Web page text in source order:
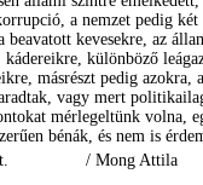
a nemzet pedig két
beavatott kevesekre, az
különböző
másrészt pedig azokra,
vagy mert
mérlegeltünk volna,
bénák, és nem is
/ Mong Attila